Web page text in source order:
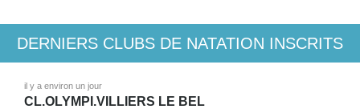
DERNIERS CLUBS DE NATATION INSCRITS
il y a environ un jour
CL.OLYMPI.VILLIERS LE BEL